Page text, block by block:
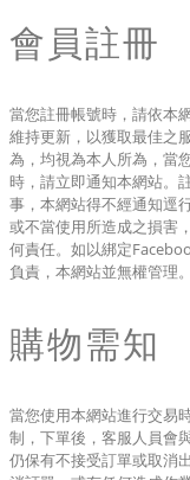
會員註冊
當您註冊帳號時，請依本
維持更新，以獲取最佳之
為，均視為本人所為，當
時，請立即通知本網站。
事，本網站得不經通知逕
或不當使用所造成之損害
何責任。如以綁定
負責，本網站並無權管理。
購物需知
當您使用本網站進行交易
制，下單後，客服人員會
仍保有不接受訂單或取消